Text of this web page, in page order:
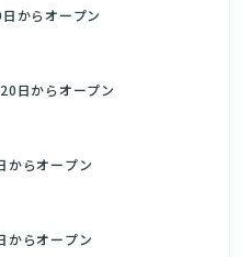
からオープン
日からオープン
からオープン
からオープン